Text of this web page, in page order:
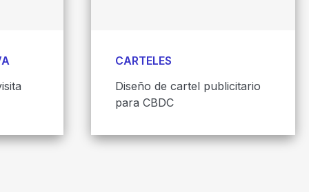
CARTELES
Diseño de cartel publicitario
para CBDC